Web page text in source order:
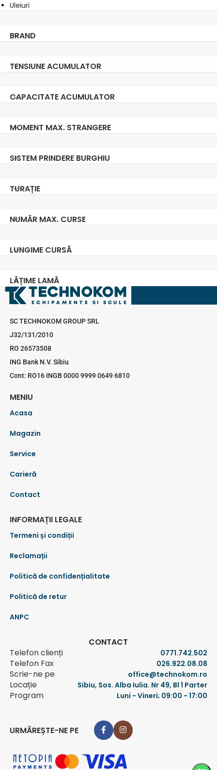
Uleiuri
BRAND
TENSIUNE ACUMULATOR
CAPACITATE ACUMULATOR
MOMENT MAX. STRANGERE
SISTEM PRINDERE BURGHIU
TURAȚIE
NUMĂR MAX. CURSE
LUNGIME CURSĂ
LĂȚIME LAMĂ
SC TECHNOKOM GROUP SRL
J32/131/2010
RO 26573508
ING Bank N.V. Sibiu
Cont: RO16 INGB 0000 9999 0649 6810
MENIU
Acasa
Magazin
Service
Carieră
Contact
INFORMAȚII LEGALE
Termeni și condiții
Reclamații
Politică de confidențialitate
Politică de retur
ANPC
CONTACT
Telefon clienți
0771.742.502
Telefon Fax 026.922.08.08
Scrie-ne pe office@technokom.ro
Locație Sibiu, Sos. Alba Iulia. Nr 49, Bl 1 Parter
Program Luni - Vineri; 09:00 - 17:00
URMĂREȘTE-NE PE